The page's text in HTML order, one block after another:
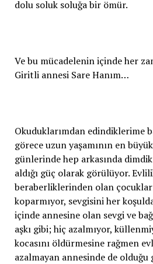
dolu soluk soluğa bir ömür.
Ve bu mücadelenin içinde her
Giritli annesi Sare Hanım…
Okuduklarımdan edindiklerime
görece uzun yaşamının en
günlerinde hep arkasında
aldığı güç olarak görülüyor.
beraberliklerinden olan
koparmıyor, sevgisini her
içinde annesine olan sevgi ve
aşkı gibi; hiç azalmıyor,
kocasını öldürmesine rağmen
azalmayan annesinde de